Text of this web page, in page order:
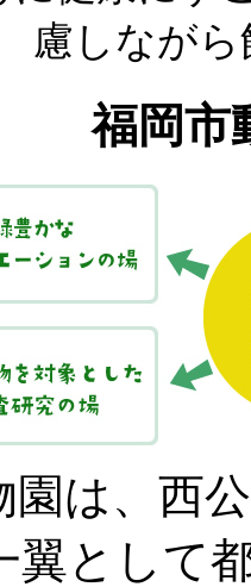
慮しなが
福岡市
園は、西
翼として